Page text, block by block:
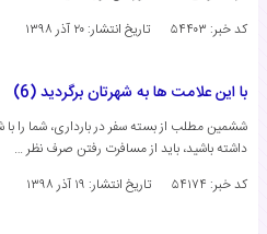
کد خبر: ۵۴۴۰۳
تاریخ انتشار: ۲۰ آذر ۱۳۹۸
با این علامت ها به شهرتان برگردید (6)
ششمین مطلب از بسته سفر در بارداری، شما را
داشته باشید، باید از مسافرت رفتن صرف نظر …
کد خبر: ۵۴۱۷۴
تاریخ انتشار: ۱۹ آذر ۱۳۹۸